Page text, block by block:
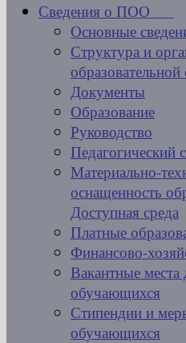
Сведения о ПОО
Основные
Структура и
Документы
Образование
Руководство
Педагогический
Материально-
оснащенность
Доступная среда
Платные
Финансово-
Вакантные
обучающихся
Стипендии и
обучающихся